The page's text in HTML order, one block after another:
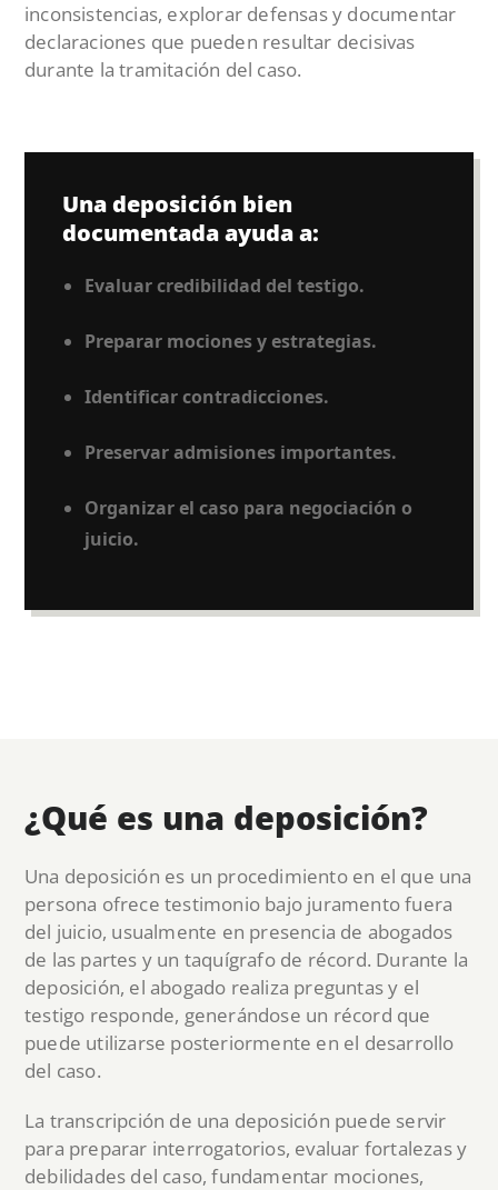
inconsistencias, explorar defensas y documentar
declaraciones que pueden resultar decisivas
durante la tramitación del caso.
Una deposición bien
documentada ayuda a:
Evaluar credibilidad del testigo.
Preparar mociones y estrategias.
Identificar contradicciones.
Preservar admisiones importantes.
Organizar el caso para negociación o
juicio.
¿Qué es una deposición?
Una deposición es un procedimiento en el que una
persona ofrece testimonio bajo juramento fuera
del juicio, usualmente en presencia de abogados
de las partes y un taquígrafo de récord. Durante la
deposición, el abogado realiza preguntas y el
testigo responde, generándose un récord que
puede utilizarse posteriormente en el desarrollo
del caso.
La transcripción de una deposición puede servir
para preparar interrogatorios, evaluar fortalezas y
debilidades del caso, fundamentar mociones,